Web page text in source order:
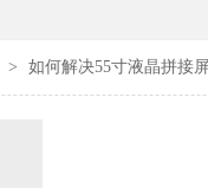
> 如何解决55寸液晶拼接